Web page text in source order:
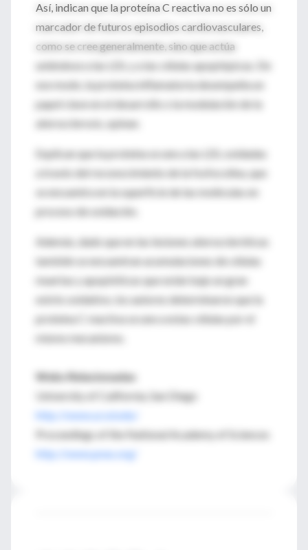
Así, indican que la proteína C reactiva no es sólo un
marcador de futuros episodios cardiovasculares,
como se cree generalmente, sino que actúa
uniéndose a las LDL y a las células apoptópicas. De
ese modo, la proteína inflamatoria desempeña un
papel clave en el desarrollo o la modulación de la
aterosclerosis, opinan.
Explican que la proteína se une a las LDL oxidadas
a través del reconocimiento de la fosfocolina, que
se encuentra en la superficie de las moléculas en
proceso de oxidación.
Además, dado que en las lesiones ateroscleróticas
también se encuentran acumulaciones de células
muertas y apoptóticas que están bajo un gran
estrés oxidativo, los autores determinaron que la
proteína C reactiva se une a estas células por el
mismo mecanismo.
Webs Relacionadas
University of California, San Diego
http://www.ucsd.edu/
Proceedings of the National Academy of Sciences
http://www.pnas.org/